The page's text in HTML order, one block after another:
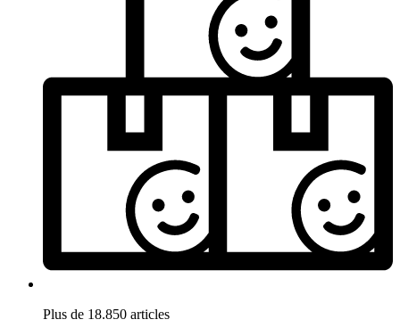
Plus de 18.850 articles